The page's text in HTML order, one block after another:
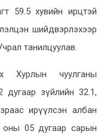
59.5 хувийн ирцтэй
шийдвэрлэхээр
танилцуулав.
Хурлын чуулганы
дугаар зүйлийн 32.1,
ирүүлсэн албан
оны 05 дугаар сарын